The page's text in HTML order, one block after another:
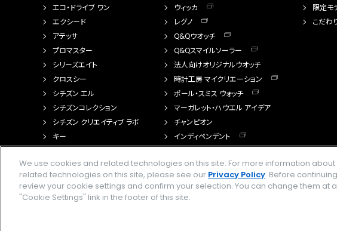
エコ・ドライブ ワン
エクシード
アテッサ
プロマスター
シリーズエイト
クロスシー
シチズン エル
シチズンコレクション
シチズン クリエイティブ ラボ
キー
ウィッカ
レグノ
Q&Qウオッチ
Q&Qスマイルソーラー
法人向けオリジナルウオッチ
時計工房 マイクリエーション
ポール・スミス ウォッチ
マーガレット・ハウエル アイデア
チャンピオン
インディペンデント
限定モ
こだわ
We use cookies and related technologies on this site. For more information
related technologies on this site, please see our Privacy Policy. Before
review your cookie settings and confirm your selection. You can change them at
"Cookie Settings" link in the footer of this site.